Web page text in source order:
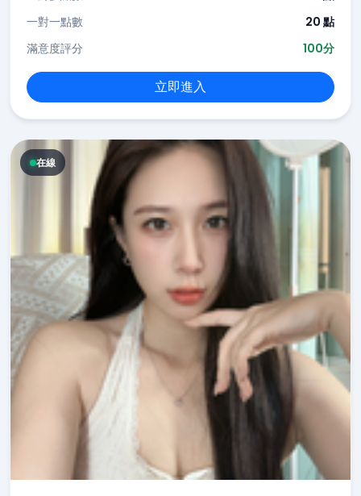
一對一點數
20 點
滿意度評分
100分
立即進入
在線